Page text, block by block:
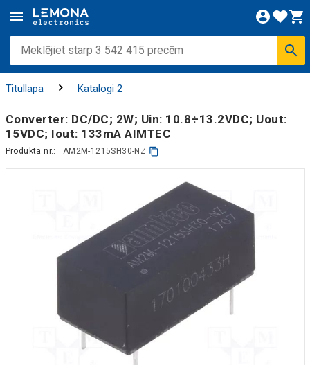
Titullapa Katalogi 2
Converter: DC/DC; 2W; Uin: 10.8÷13.2VDC; Uout:
15VDC; Iout: 133mA AIMTEC
Produkta nr.: AM2M-1215SH30-NZ